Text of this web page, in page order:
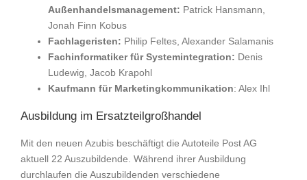
Außenhandelsmanagement: Patrick Hansmann,
Jonah Finn Kobus
Fachlageristen: Philip Feltes, Alexander Salamanis
Fachinformatiker für Systemintegration: Denis
Ludewig, Jacob Krapohl
Kaufmann für Marketingkommunikation: Alex Ihl
Ausbildung im Ersatzteilgroßhandel
Mit den neuen Azubis beschäftigt die Autoteile Post AG
aktuell 22 Auszubildende. Während ihrer Ausbildung
durchlaufen die Auszubildenden verschiedene